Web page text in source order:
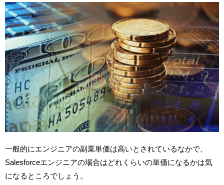
一般的にエンジニアの副業単価は高いとされているなかで、
Salesforceエンジニアの場合はどれくらいの単価になるかは気
になるところでしょう。